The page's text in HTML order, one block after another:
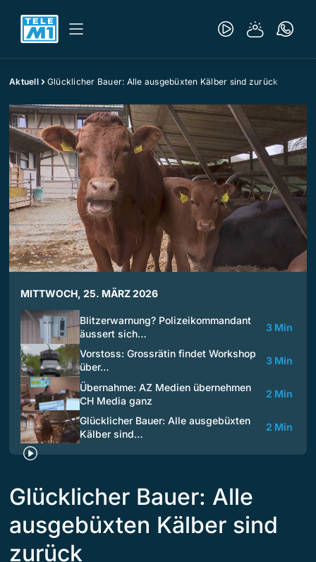
Aktuell Glücklicher Bauer: Alle ausgebüxten Kälber sind zurück
MITTWOCH, 25. MÄRZ 2026
Blitzerwarnung? Polizeikommandant
äussert sich…
3 Min
Vorstoss: Grossrätin findet Workshop
über…
3 Min
Übernahme: AZ Medien übernehmen
CH Media ganz
2 Min
Glücklicher Bauer: Alle ausgebüxten
Kälber sind…
2 Min
Glücklicher Bauer: Alle
ausgebüxten Kälber sind
zurück